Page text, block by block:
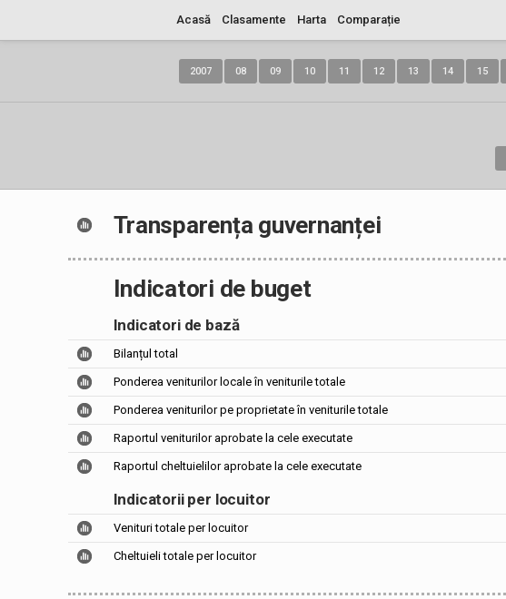
Acasă Clasamente Harta Comparație
2007 08 09 10 11 12 13 14 15
Transparența guvernanței
Indicatori de buget
Indicatori de bază
Bilanțul total
Ponderea veniturilor locale în veniturile totale
Ponderea veniturilor pe proprietate în veniturile totale
Raportul veniturilor aprobate la cele executate
Raportul cheltuielilor aprobate la cele executate
Indicatorii per locuitor
Venituri totale per locuitor
Cheltuieli totale per locuitor